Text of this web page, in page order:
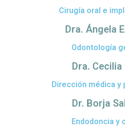
Cirugía oral e
Dra. Ángela
Odontología
Dra. Cecilia
Dirección médica y
Dr. Borja
Endodoncia y